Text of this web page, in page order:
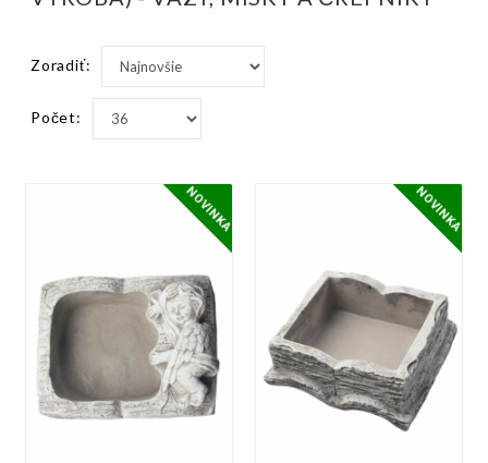
Zoradiť:
Počet:
NOVINKA NOVINKA